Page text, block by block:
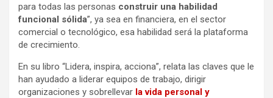
para todas las personas construir una habilidad
funcional sólida”, ya sea en financiera, en el sector
comercial o tecnológico, esa habilidad será la plataforma
de crecimiento.
En su libro “Lidera, inspira, acciona”, relata las claves que le
han ayudado a liderar equipos de trabajo, dirigir
organizaciones y sobrellevar la vida personal y